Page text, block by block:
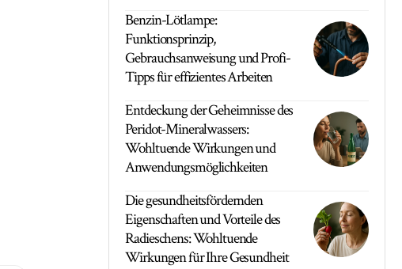
Benzin-Lötlampe:
Funktionsprinzip,
Gebrauchsanweisung und Profi-
Tipps für effizientes Arbeiten
Entdeckung der Geheimnisse des
Peridot-Mineralwassers:
Wohltuende Wirkungen und
Anwendungsmöglichkeiten
Die gesundheitsfördernden
Eigenschaften und Vorteile des
Radieschens: Wohltuende
Wirkungen für Ihre Gesundheit